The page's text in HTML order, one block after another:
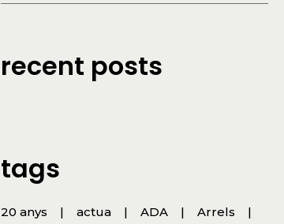
recent posts
tags
20 anys actua ADA
Arrels